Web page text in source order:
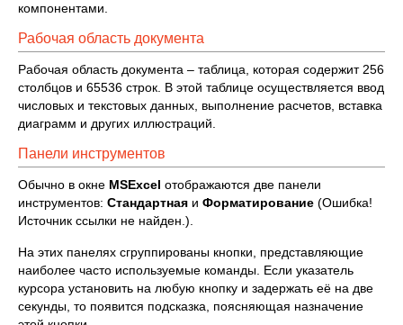
компонентами.
Рабочая область документа
Рабочая область документа – таблица, которая содержит 256
столбцов и 65536 строк. В этой таблице осуществляется ввод
числовых и текстовых данных, выполнение расчетов, вставка
диаграмм и других иллюстраций.
Панели инструментов
Обычно в окне MSExcel отображаются две панели
инструментов: Стандартная и Форматирование (Ошибка!
Источник ссылки не найден.).
На этих панелях сгруппированы кнопки, представляющие
наиболее часто используемые команды. Если указатель
курсора установить на любую кнопку и задержать её на две
секунды, то появится подсказка, поясняющая назначение